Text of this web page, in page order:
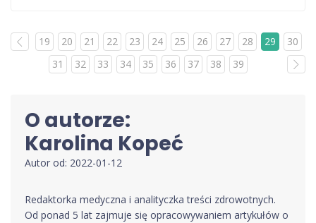
19 20 21 22 23 24 25 26 27 28 29
30
31
32 33 34 35 36 37 38 39
O autorze:
Karolina Kopeć
Autor od: 2022-01-12
Redaktorka medyczna i analityczka treści zdrowotnych.
Od ponad 5 lat zajmuje się opracowywaniem artykułów o